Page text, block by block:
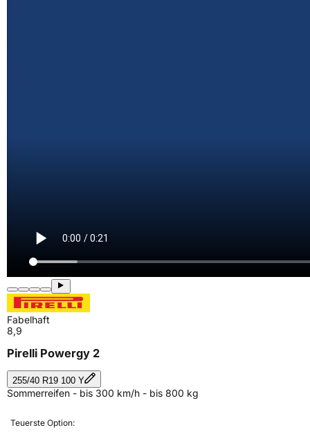
Fabelhaft
8,9
Pirelli Powergy 2
255/40 R19 100 Y
Sommerreifen - bis 300 km/h - bis 800 kg
Teuerste Option: